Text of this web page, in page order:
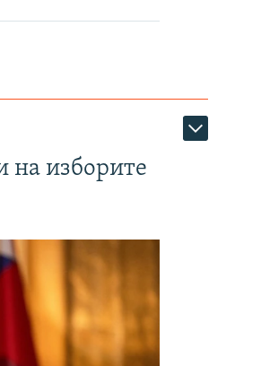
на изборите